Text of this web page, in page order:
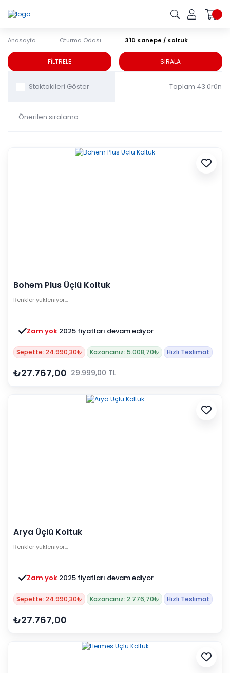
Anasayfa Oturma Odası 3'lü Kanepe / Koltuk
3'lü Kanepe / Koltuk
FİLTRELE SIRALA
Toplam 43 ürün
Bohem Plus Üçlü Koltuk
Renkler yükleniyor…
Zam yok 2025 fiyatları devam ediyor
Sepette: 24.990,30₺ Kazancınız: 5.008,70₺ Hızlı Teslimat
₺27.767,00 29.999,00 TL
Arya Üçlü Koltuk
Renkler yükleniyor…
Zam yok 2025 fiyatları devam ediyor
Sepette: 24.990,30₺ Kazancınız: 2.776,70₺ Hızlı Teslimat
₺27.767,00